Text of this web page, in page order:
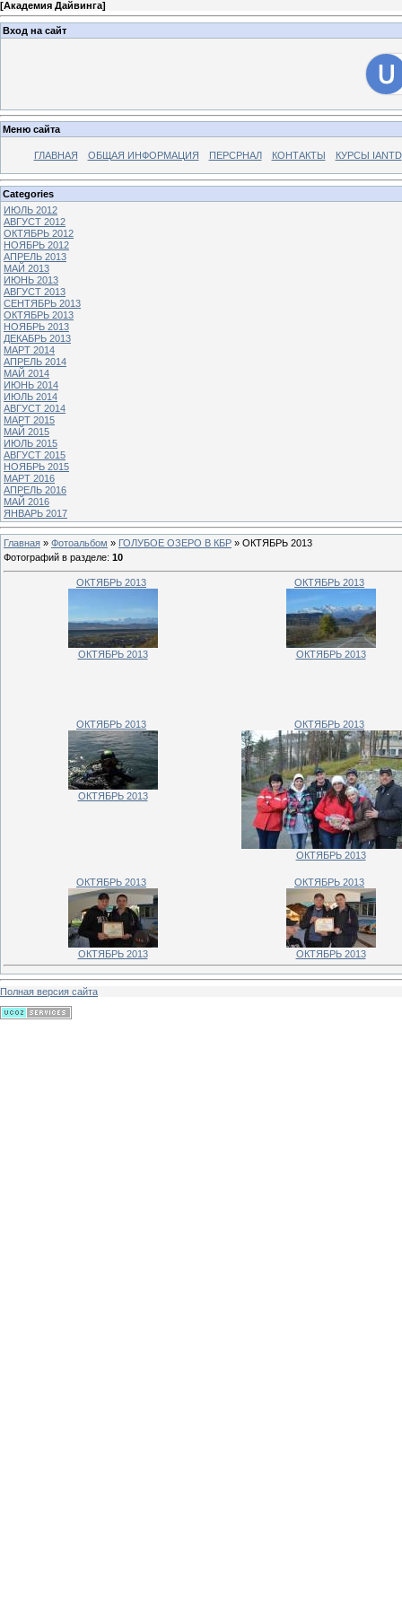
[Академия Дайвинга]
Вход на сайт
Меню сайта
ГЛАВНАЯ ОБЩАЯ ИНФОРМАЦИЯ ПЕРСРНАЛ КОНТАКТЫ КУРСЫ IANTD
Categories
ИЮЛЬ 2012
АВГУСТ 2012
ОКТЯБРЬ 2012
НОЯБРЬ 2012
АПРЕЛЬ 2013
МАЙ 2013
ИЮНЬ 2013
АВГУСТ 2013
СЕНТЯБРЬ 2013
ОКТЯБРЬ 2013
НОЯБРЬ 2013
ДЕКАБРЬ 2013
МАРТ 2014
АПРЕЛЬ 2014
МАЙ 2014
ИЮНЬ 2014
ИЮЛЬ 2014
АВГУСТ 2014
МАРТ 2015
МАЙ 2015
ИЮЛЬ 2015
АВГУСТ 2015
НОЯБРЬ 2015
МАРТ 2016
АПРЕЛЬ 2016
МАЙ 2016
ЯНВАРЬ 2017
Главная » Фотоальбом » ГОЛУБОЕ ОЗЕРО В КБР » ОКТЯБРЬ 2013
Фотографий в разделе: 10
ОКТЯБРЬ 2013
ОКТЯБРЬ 2013
ОКТЯБРЬ 2013
ОКТЯБРЬ 2013
ОКТЯБРЬ 2013
ОКТЯБРЬ 2013
ОКТЯБРЬ 2013
ОКТЯБРЬ 2013
ОКТЯБРЬ 2013
ОКТЯБРЬ 2013
ОКТЯБРЬ 2013
ОКТЯБРЬ 2013
Полная версия сайта